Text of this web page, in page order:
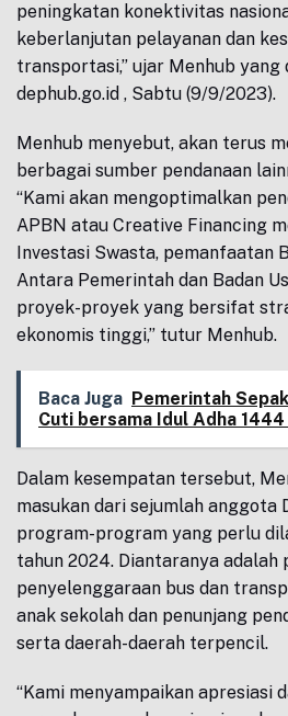
peningkatan konektivitas
keberlanjutan pelayanan dan
transportasi,” ujar Menhub yang
dephub.go.id , Sabtu (9/9/2023).
Menhub menyebut, akan terus
berbagai sumber pendanaan
“Kami akan mengoptimalkan
APBN atau Creative Financing
Investasi Swasta, pemanfaatan
Antara Pemerintah dan Badan
proyek-proyek yang bersifat
ekonomis tinggi,” tutur Menhub.
Baca Juga Pemerintah
Cuti bersama Idul Adha 1444
Dalam kesempatan tersebut,
masukan dari sejumlah anggota
program-program yang perlu
tahun 2024. Diantaranya adalah
penyelenggaraan bus dan
anak sekolah dan penunjang
serta daerah-daerah terpencil.
“Kami menyampaikan apresiasi